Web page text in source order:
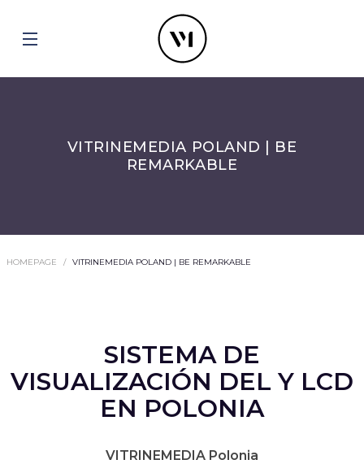
VITRINEMEDIA POLAND | BE
REMARKABLE
HOMEPAGE VITRINEMEDIA POLAND | BE REMARKABLE
SISTEMA DE
VISUALIZACIÓN DEL Y LCD
EN POLONIA
VITRINEMEDIA Polonia